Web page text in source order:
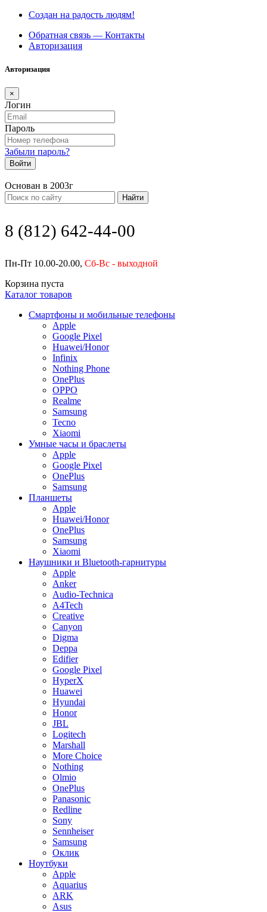
Создан на радость людям!
Обратная связь — Контакты
Авторизация
Авторизация
×
Логин
Пароль
Забыли пароль?
Войти
Основан в 2003г
Найти
8 (812) 642-44-00
Пн-Пт 10.00-20.00, Сб-Вс - выходной
Корзина пуста
Каталог товаров
Смартфоны и мобильные телефоны
Apple
Google Pixel
Huawei/Honor
Infinix
Nothing Phone
OnePlus
OPPO
Realme
Samsung
Tecno
Xiaomi
Умные часы и браслеты
Apple
Google Pixel
OnePlus
Samsung
Планшеты
Apple
Huawei/Honor
OnePlus
Samsung
Xiaomi
Наушники и Bluetooth-гарнитуры
Apple
Anker
Audio-Technica
A4Tech
Creative
Canyon
Digma
Deppa
Edifier
Google Pixel
HyperX
Huawei
Hyundai
Honor
JBL
Logitech
Marshall
More Choice
Nothing
Olmio
OnePlus
Panasonic
Redline
Sony
Sennheiser
Samsung
Оклик
Ноутбуки
Apple
Aquarius
ARK
Asus